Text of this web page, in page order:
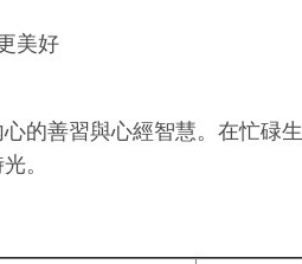
美好
的善習與心經智慧。在忙碌生
。